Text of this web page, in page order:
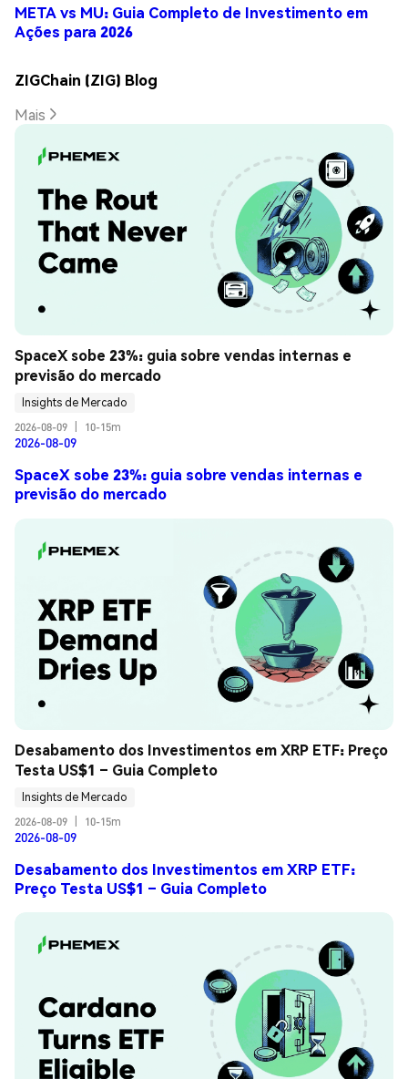
META vs MU: Guia Completo de Investimento em
Ações para 2026
ZIGChain (ZIG) Blog
Mais
SpaceX sobe 23%: guia sobre vendas internas e
previsão do mercado
Insights de Mercado
2026-08-09
10-15m
2026-08-09
SpaceX sobe 23%: guia sobre vendas internas e
previsão do mercado
Desabamento dos Investimentos em XRP ETF: Preço
Testa US$1 – Guia Completo
Insights de Mercado
2026-08-09
10-15m
2026-08-09
Desabamento dos Investimentos em XRP ETF:
Preço Testa US$1 – Guia Completo